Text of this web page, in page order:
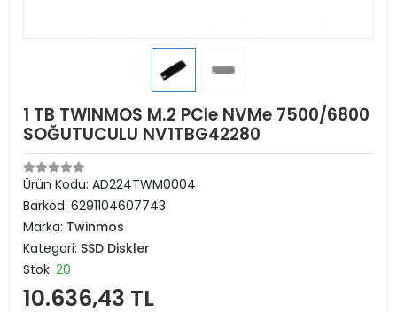
1 TB TWINMOS M.2 PCIe NVMe 7500/6800
SOĞUTUCULU NV1TBG42280
Ürün Kodu: AD224TWM0004
Barkod: 6291104607743
Marka: Twinmos
Kategori: SSD Diskler
Stok: 20
10.636,43 TL